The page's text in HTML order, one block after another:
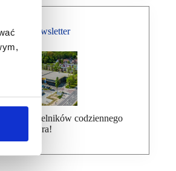
Newsletter
7000 czytelników codziennego
newslettera!